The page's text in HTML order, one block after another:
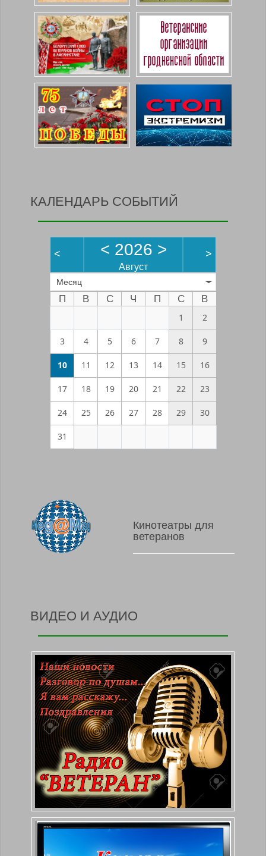
КАЛЕНДАРЬ СОБЫТИЙ
< < 2026 >
Август
>
Месяц
П В С Ч П С
В
1
2
3 4 5 6 7 8 9
10 11 12 13 14 15 16
17 18 19 20 21 22 23
24 25 26 27 28 29 30
31
Кинотеатры для
ветеранов
ВИДЕО И АУДИО